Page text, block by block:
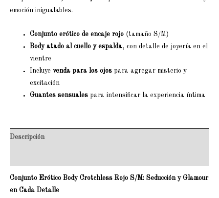
emoción inigualables.
Conjunto erótico de encaje rojo (tamaño S/M)
Body atado al cuello y espalda, con detalle de joyería en el
vientre
Incluyevenda para los ojos para agregar misterio y
excitación
Guantes sensuales para intensificar la experiencia íntima
Descripción
Conjunto Erótico Body Crotchless Rojo S/M: Seducción y Glamour
en Cada Detalle